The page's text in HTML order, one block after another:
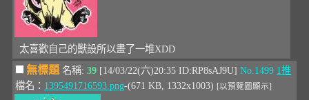
太喜歡自己的獸設所以畫了一堆XDD
無標題 名稱: 39 [14/03/22(六)20:35 ID:RP8sAJ9U] No.1499 1推
檔名： 1395491716593.png-(671 KB, 1332x1003) [以預覽圖顯示]